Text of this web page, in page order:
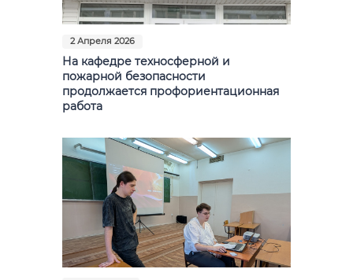
2 Апреля 2026
На кафедре техносферной и
пожарной безопасности
продолжается профориентационная
работа